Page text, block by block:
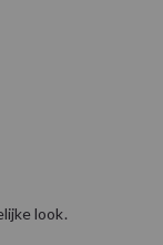
look.